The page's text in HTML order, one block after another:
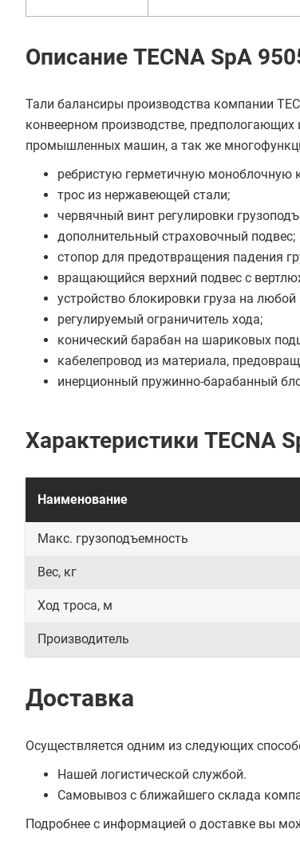
мес
Описание TECNA SpA
Тали балансиры производства компании
конвеерном производстве,
промышленных машин, а так же
ребристую герметичную моноблочную
трос из нержавеющей стали;
червячный винт регулировки
дополнительный страховочный подвес;
стопор для предотвращения падения
вращающийся верхний подвес с
устройство блокировки груза на любой
регулируемый ограничитель хода;
конический барабан на шариковых
кабелепровод из материала,
инерционный пружинно-барабанный
Характеристики TECNA
Наименование
Макс. грузоподъемность
Вес, кг
Ход троса, м
Производитель
Доставка
Осуществляется одним из следующих
Нашей логистической службой.
Самовывоз с ближайшего склада
Подробнее с информацией о доставке вы